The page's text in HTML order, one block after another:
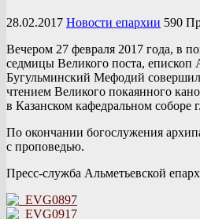
28.02.2017 Новости епархии 590
Вечером 27 февраля 2017 года, в
седмицы Великого поста, епископ
Бугульминский Мефодий совершил
чтением Великого покаянного
в Казанском кафедральном соборе
По окончании богослужения
с проповедью.
Пресс-служба Альметьевской